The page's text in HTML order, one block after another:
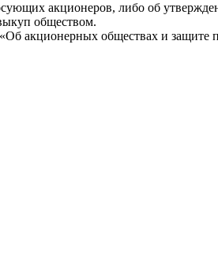
акционеров, либо об
обществом.
акционерных обществах и защите